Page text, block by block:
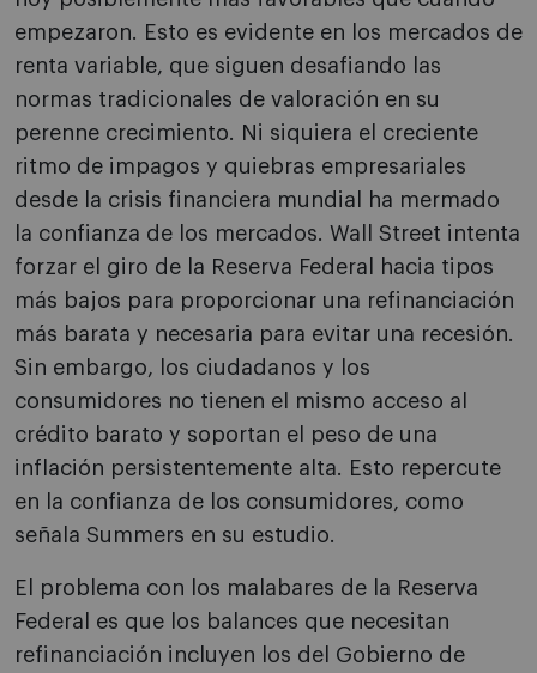
empezaron. Esto es evidente en los mercados de
renta variable, que siguen desafiando las
normas tradicionales de valoración en su
perenne crecimiento. Ni siquiera el creciente
ritmo de impagos y quiebras empresariales
desde la crisis financiera mundial ha mermado
la confianza de los mercados. Wall Street intenta
forzar el giro de la Reserva Federal hacia tipos
más bajos para proporcionar una refinanciación
más barata y necesaria para evitar una recesión.
Sin embargo, los ciudadanos y los
consumidores no tienen el mismo acceso al
crédito barato y soportan el peso de una
inflación persistentemente alta. Esto repercute
en la confianza de los consumidores, como
señala Summers en su estudio.
El problema con los malabares de la Reserva
Federal es que los balances que necesitan
refinanciación incluyen los del Gobierno de